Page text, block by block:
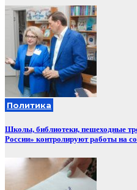
Политика
Школы, библиотеки, пешеходные
России» контролируют работы на